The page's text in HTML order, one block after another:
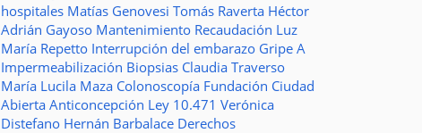
hospitales Matías Genovesi Tomás Raverta Héctor
Adrián Gayoso Mantenimiento Recaudación Luz
María Repetto Interrupción del embarazo Gripe A
Impermeabilización Biopsias Claudia Traverso
María Lucila Maza Colonoscopía Fundación Ciudad
Abierta Anticoncepción Ley 10.471 Verónica
Distefano Hernán Barbalace Derechos